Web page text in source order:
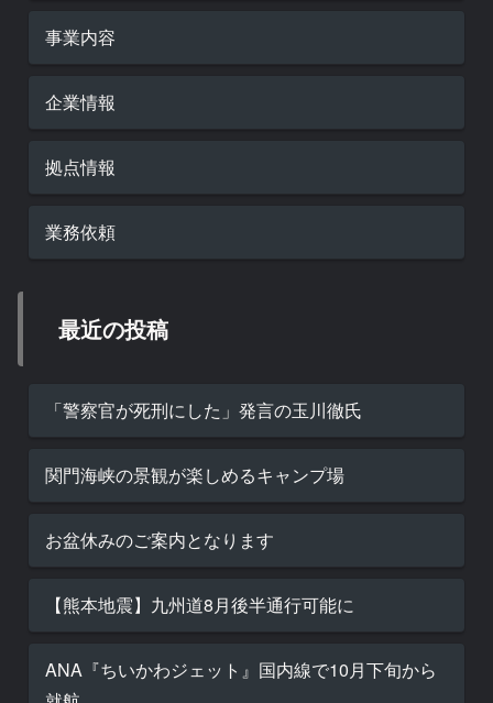
事業内容
企業情報
拠点情報
業務依頼
最近の投稿
「警察官が死刑にした」発言の玉川徹氏
関門海峡の景観が楽しめるキャンプ場
お盆休みのご案内となります
【熊本地震】九州道8月後半通行可能に
ANA『ちいかわジェット』国内線で10月下旬から